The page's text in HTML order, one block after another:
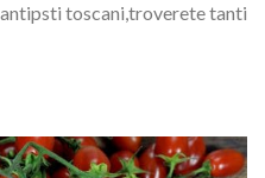
toscani,troverete tanti